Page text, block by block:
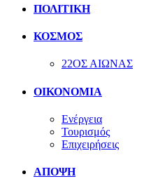
ΠΟΛΙΤΙΚΗ
ΚΟΣΜΟΣ
22ΟΣ ΑΙΩΝΑΣ
ΟΙΚΟΝΟΜΙΑ
Ενέργεια
Τουρισμός
Επιχειρήσεις
ΑΠΟΨΗ